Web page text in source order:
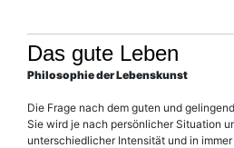
Das gute Leben
Philosophie der Lebenskunst
Die Frage nach dem guten und
Sie wird je nach persönlicher Situation
unterschiedlicher Intensität und in